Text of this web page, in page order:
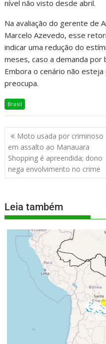
nível não visto desde abril.
Na avaliação do gerente de
Marcelo Azevedo, esse
indicar uma redução do
meses, caso a demanda por
Embora o cenário não
preocupa.
Brasil
Moto usada por criminoso
em assalto ao Manauara
Shopping é apreendida; dono
nega envolvimento no crime
Leia também